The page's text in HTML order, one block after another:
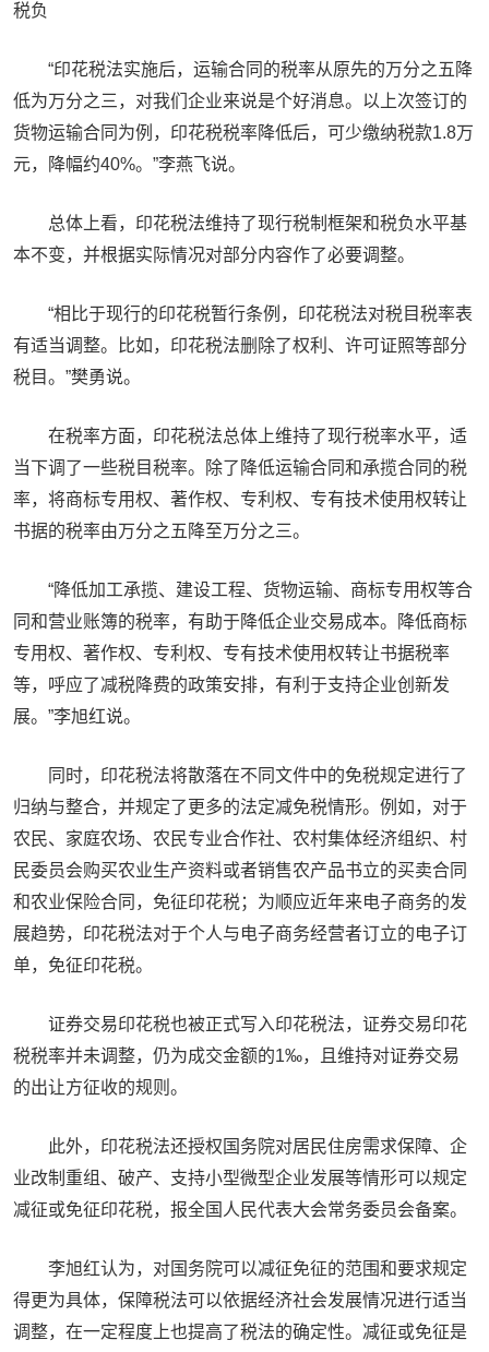
税负
“印花税法实施后，运输合同的税率从原先的万分之五降
低为万分之三，对我们企业来说是个好消息。以上次签订的
货物运输合同为例，印花税税率降低后，可少缴纳税款1.8万
元，降幅约40%。”李燕飞说。
总体上看，印花税法维持了现行税制框架和税负水平基
本不变，并根据实际情况对部分内容作了必要调整。
“相比于现行的印花税暂行条例，印花税法对税目税率表
有适当调整。比如，印花税法删除了权利、许可证照等部分
税目。”樊勇说。
在税率方面，印花税法总体上维持了现行税率水平，适
当下调了一些税目税率。除了降低运输合同和承揽合同的税
率，将商标专用权、著作权、专利权、专有技术使用权转让
书据的税率由万分之五降至万分之三。
“降低加工承揽、建设工程、货物运输、商标专用权等合
同和营业账簿的税率，有助于降低企业交易成本。降低商标
专用权、著作权、专利权、专有技术使用权转让书据税率
等，呼应了减税降费的政策安排，有利于支持企业创新发
展。”李旭红说。
同时，印花税法将散落在不同文件中的免税规定进行了
归纳与整合，并规定了更多的法定减免税情形。例如，对于
农民、家庭农场、农民专业合作社、农村集体经济组织、村
民委员会购买农业生产资料或者销售农产品书立的买卖合同
和农业保险合同，免征印花税；为顺应近年来电子商务的发
展趋势，印花税法对于个人与电子商务经营者订立的电子订
单，免征印花税。
证券交易印花税也被正式写入印花税法，证券交易印花
税税率并未调整，仍为成交金额的1‰，且维持对证券交易
的出让方征收的规则。
此外，印花税法还授权国务院对居民住房需求保障、企
业改制重组、破产、支持小型微型企业发展等情形可以规定
减征或免征印花税，报全国人民代表大会常务委员会备案。
李旭红认为，对国务院可以减征免征的范围和要求规定
得更为具体，保障税法可以依据经济社会发展情况进行适当
调整，在一定程度上也提高了税法的确定性。减征或免征是